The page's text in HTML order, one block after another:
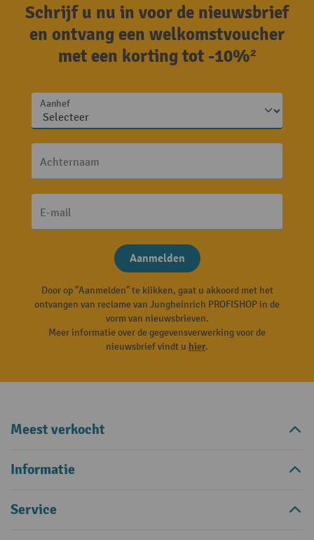
Schrijf u nu in voor de nieuwsbrief
en ontvang een welkomstvoucher
met een korting tot -10%²
Aanhef
Achternaam
E-mail
Aanmelden
Door op "Aanmelden" te klikken, gaat u akkoord met het
ontvangen van reclame van Jungheinrich PROFISHOP in de
vorm van nieuwsbrieven.
Meer informatie over de gegevensverwerking voor de
nieuwsbrief vindt u hier.
Meest verkocht
Informatie
Service